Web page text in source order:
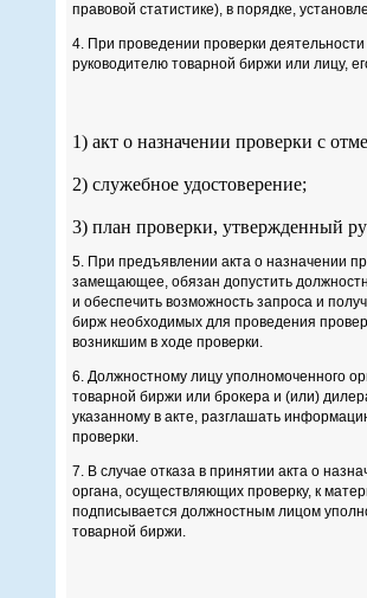
правовой статистике), в порядке,
4. При проведении проверки
руководителю товарной биржи или лицу,
1) акт о назначении проверки с
2) служебное удостоверение;
3) план проверки, утвержденный
5. При предъявлении акта о назначении
замещающее, обязан допустить
и обеспечить возможность запроса и
бирж необходимых для проведения
возникшим в ходе проверки.
6. Должностному лицу уполномоченного
товарной биржи или брокера и (или)
указанному в акте, разглашать
проверки.
7. В случае отказа в принятии акта о
органа, осуществляющих проверку, к
подписывается должностным лицом
товарной биржи.